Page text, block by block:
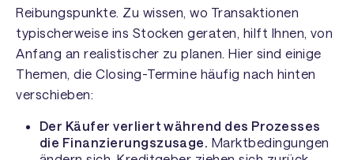
Reibungspunkte. Zu wissen, wo Transaktionen
typischerweise ins Stocken geraten, hilft Ihnen, von
Anfang an realistischer zu planen. Hier sind einige
Themen, die Closing-Termine häufig nach hinten
verschieben:
Der Käufer verliert während des Prozesses
die Finanzierungszusage. Marktbedingungen